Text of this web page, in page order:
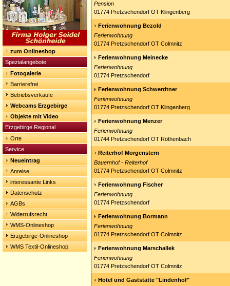
zum Onlineshop
Spezialangebote
Fotogalerie
Barrierefrei
Betriebsverkäufe
Webcams Erzgebirge
Objekte mit Video
Erzgebirge Regional
Orte
Service
Neueintrag
Anreise
interessante Links
Datenschutz
AGBs
Widerrufsrecht
WMS-Onlineshop
Erzgebirge-Onlineshop
WMS Textil-Onlineshop
Pension
01774 Pretzschendorf OT Klingenberg
Ferienwohnung Bezold
Ferienwohnung
01774 Pretzschendorf OT Colmnitz
Ferienwohnung Meinecke
Ferienwohnung
01774 Pretzschendorf
Ferienwohnung Schwerdtner
Ferienwohnung
01774 Pretzschendorf OT Klingenberg
Ferienwohnung Menzer
Ferienwohnung
01744 Pretzschendorf OT Röthenbach
Reiterhof Morgenstern
Bauernhof - Reiterhof
01774 Pretzschendorf OT Colmnitz
Ferienwohnung Fischer
Ferienwohnung
01774 Pretzschendorf
Ferienwohnung Bormann
Ferienwohnung
01774 Pretzschendorf OT Colmnitz
Ferienwohnung Marschallek
Ferienwohnung
01774 Pretzschendorf OT Colmnitz
Hotel und Gaststätte "Lindenhof"